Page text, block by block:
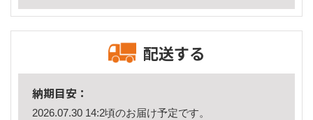
配送する
納期目安：
2026.07.30 14:2頃のお届け予定です。